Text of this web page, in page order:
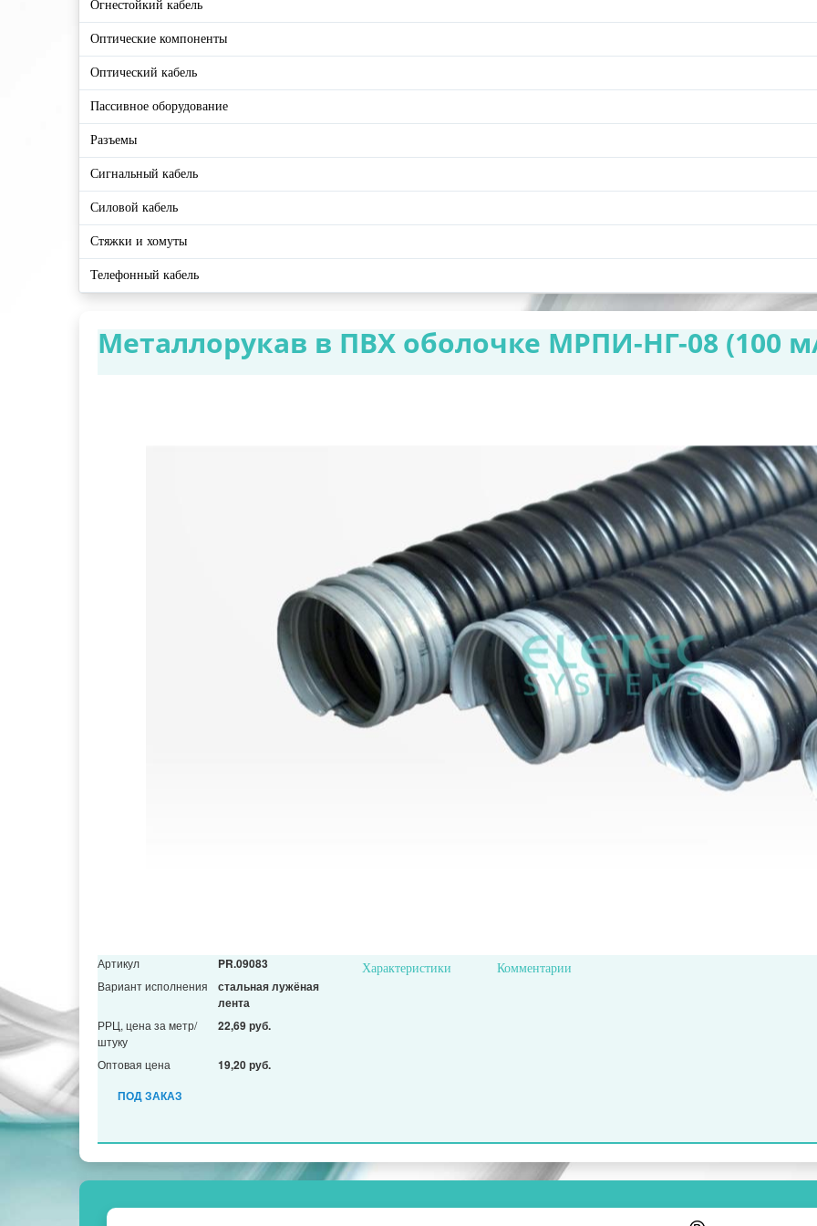
Огнестойкий кабель
Оптические компоненты
Оптический кабель
Пассивное оборудование
Разъемы
Сигнальный кабель
Силовой кабель
Стяжки и хомуты
Телефонный кабель
Металлорукав в ПВХ оболочке МРПИ-НГ-08 (100
Артикул PR.09083
Вариант исполнения
стальная лужёная
лента
РРЦ, цена за метр/
штуку
22,69 руб.
Оптовая цена
19,20 руб.
ПОД ЗАКАЗ
Характеристики Комментарии